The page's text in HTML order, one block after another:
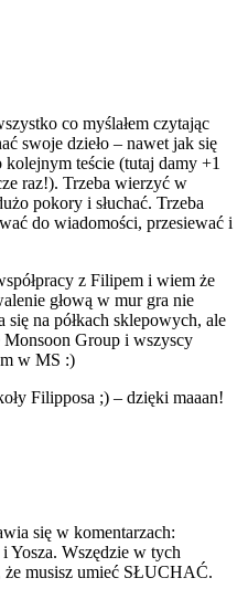
co myślałem czytając
swoje dzieło – nawet jak się
teście (tutaj damy +1
raz!). Trzeba wierzyć w
pokory i słuchać. Trzeba
do wiadomości, przesiewać i
z Filipem i wiem że
głową w mur gra nie
na półkach sklepowych, ale
Group i wszyscy
w MS :)
Filipposa ;) – dzięki maaan!
się w komentarzach:
Yosza. Wszędzie w tych
że musisz umieć SŁUCHAĆ.